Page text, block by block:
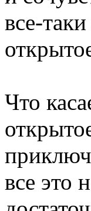
все-
Что
все это